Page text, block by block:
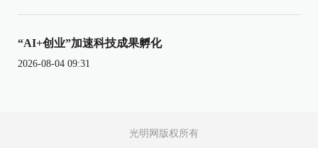
“AI+创业”加速科技成果孵化
2026-08-04 09:31
光明网版权所有